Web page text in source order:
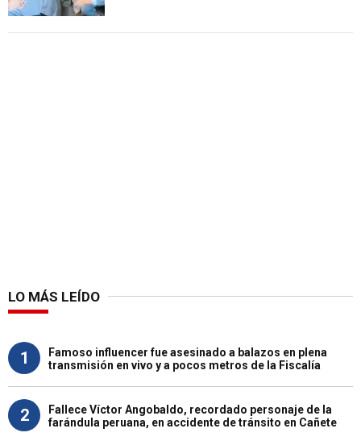
LO MÁS LEÍDO
1
Famoso influencer fue asesinado a balazos en plena
transmisión en vivo y a pocos metros de la Fiscalía
2
Fallece Víctor Angobaldo, recordado personaje de la
farándula peruana, en accidente de tránsito en Cañete